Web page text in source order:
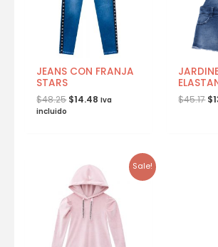
JEANS CON FRANJA
STARS
$48.25 $14.48 Iva
incluido
$45.17 $
Sale!